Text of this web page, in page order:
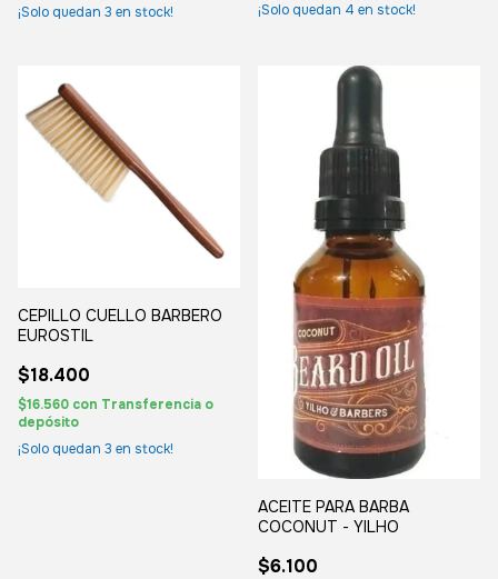
¡Solo quedan 3 en stock!
¡Solo quedan 4 en stock!
CEPILLO CUELLO BARBERO
EUROSTIL
$18.400
$16.560 con Transferencia o
depósito
¡Solo quedan 3 en stock!
ACEITE PARA BARBA
COCONUT - YILHO
$6.100